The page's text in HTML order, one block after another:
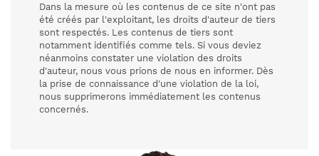
Dans la mesure où les contenus de ce site n'ont pas
été créés par l'exploitant, les droits d'auteur de tiers
sont respectés. Les contenus de tiers sont
notamment identifiés comme tels. Si vous deviez
néanmoins constater une violation des droits
d'auteur, nous vous prions de nous en informer. Dès
la prise de connaissance d'une violation de la loi,
nous supprimerons immédiatement les contenus
concernés.